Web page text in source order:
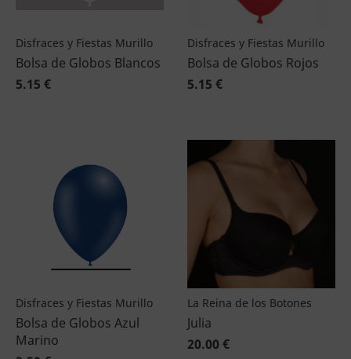
Disfraces y Fiestas Murillo
Bolsa de Globos Blancos
5.15 €
Disfraces y Fiestas Murillo
Bolsa de Globos Rojos
5.15 €
Disfraces y Fiestas Murillo
Bolsa de Globos Azul
Marino
La Reina de los Botones
Julia
20.00 €